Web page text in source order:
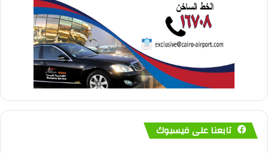
تابعنا على فيسبوك